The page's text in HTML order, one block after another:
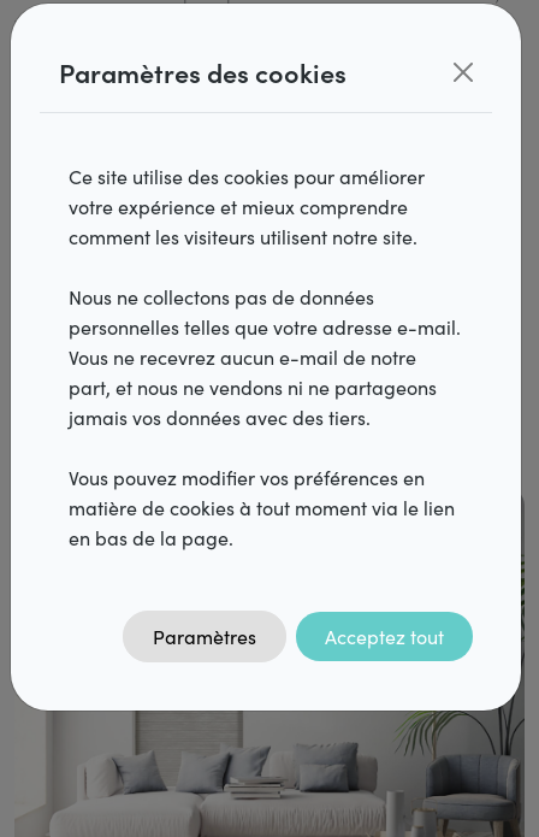
Produits
Realisations
Inspiration
Services
Vacatures
Contact
DiazPro
vous pouvez choisir une commande standard avec une
agréable pour les enfants, mais elle ne convient que pour
les fenêtres faciles d'accès, car il faut pousser le plissé
outre, comme la plupart des formes de décoration de
fenêtre, le plissé peut aussi être entièrement électrique.
Vous pouvez alors ouvrir ou fermer votre store en
recommandons l'application Diaz B.I. Vous pouvez alors
faire fonctionner votre décoration de fenêtre à tout
moment via votre téléphone portable, votre tablette ou
votre smartwatch. La commande vocale est également
possible si vous disposez déjà d'un système Smart home.
Paramètres des cookies
Ce site utilise des cookies pour améliorer
votre expérience et mieux comprendre
comment les visiteurs utilisent notre site.
Nous ne collectons pas de données
personnelles telles que votre adresse e-mail.
Vous ne recevrez aucun e-mail de notre
part, et nous ne vendons ni ne partageons
jamais vos données avec des tiers.
Vous pouvez modifier vos préférences en
matière de cookies à tout moment via le lien
en bas de la page.
Paramètres Acceptez tout